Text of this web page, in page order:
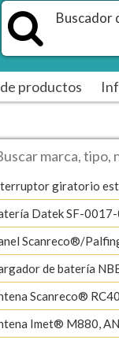
Buscador
productos
giratorio
Datek SF-
Scanreco®/
de batería
Scanreco®
Imet® M880,